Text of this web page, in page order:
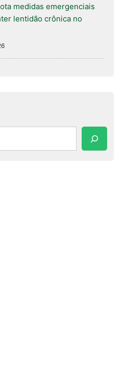
medidas emergenciais
lentidão crônica no